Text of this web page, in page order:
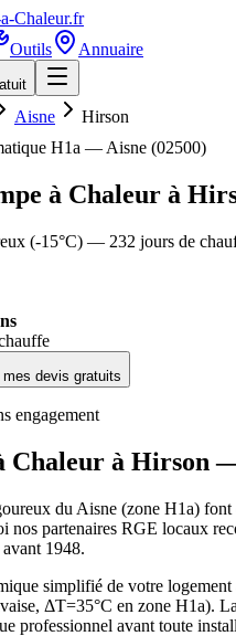
Chaleur.fr
Outils Annuaire
Aisne
Hirson
H1a — Aisne (02500)
à Chaleur à
(-15°C) — 232 jours de
mes devis gratuits
engagement
Chaleur à Hirson
du Aisne (zone H1a) font
nos partenaires RGE locaux
1948.
simplifié de votre
ΔT=35°C en zone H1a).
professionnel avant toute